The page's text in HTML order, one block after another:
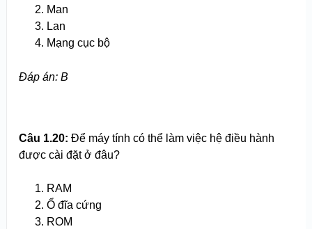
Man
Lan
Mạng cục bộ
Đáp án: B
Câu 1.20: Để máy tính có thể làm việc hệ điều hành
được cài đặt ở đâu?
RAM
Ổ đĩa cứng
ROM